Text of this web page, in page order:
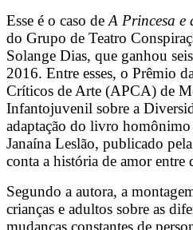
Esse é o caso de A Princesa e
do Grupo de Teatro
Solange Dias, que ganhou
2016. Entre esses, o Prêmio
Críticos de Arte (APCA) de
Infantojuvenil sobre a
adaptação do livro
Janaína Leslão, publicado
conta a história de amor entre
Segundo a autora, a
crianças e adultos sobre as
mudanças constantes de